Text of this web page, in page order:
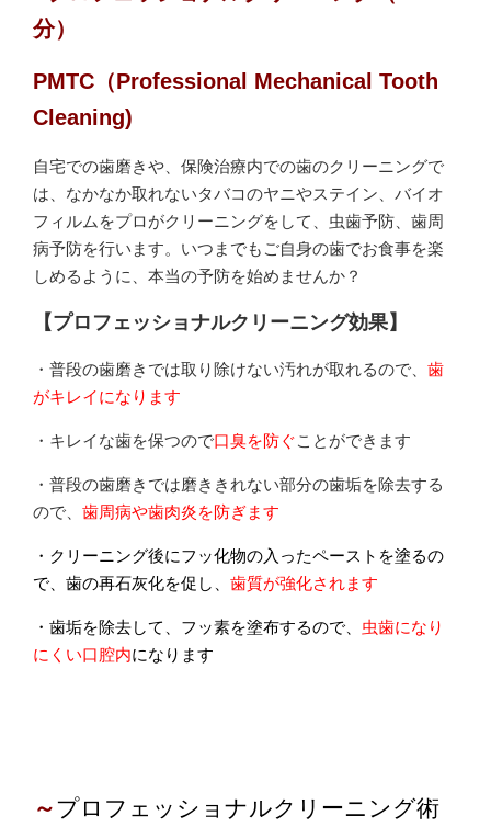
分）
PMTC（Professional Mechanical Tooth
Cleaning)
自宅での歯磨きや、保険治療内での歯のクリーニングで
は、なかなか取れないタバコのヤニやステイン、バイオ
フィルムをプロがクリーニングをして、虫歯予防、歯周
病予防を行います。いつまでもご自身の歯でお食事を楽
しめるように、本当の予防を始めませんか？
【プロフェッショナルクリーニング効果】
・普段の歯磨きでは取り除けない汚れが取れるので、 歯
がキレイになります
・キレイな歯を保つので口臭を防ぐことができます
・普段の歯磨きでは磨ききれない部分の歯垢を除去する
ので、 歯周病や歯肉炎を防ぎます
・クリーニング後にフッ化物の入ったペーストを塗るの
で、歯の再石灰化を促し、 歯質が強化されます
・歯垢を除去して、フッ素を塗布するので、 虫歯になり
にくい口腔内になります
～プロフェッショナルクリーニング術